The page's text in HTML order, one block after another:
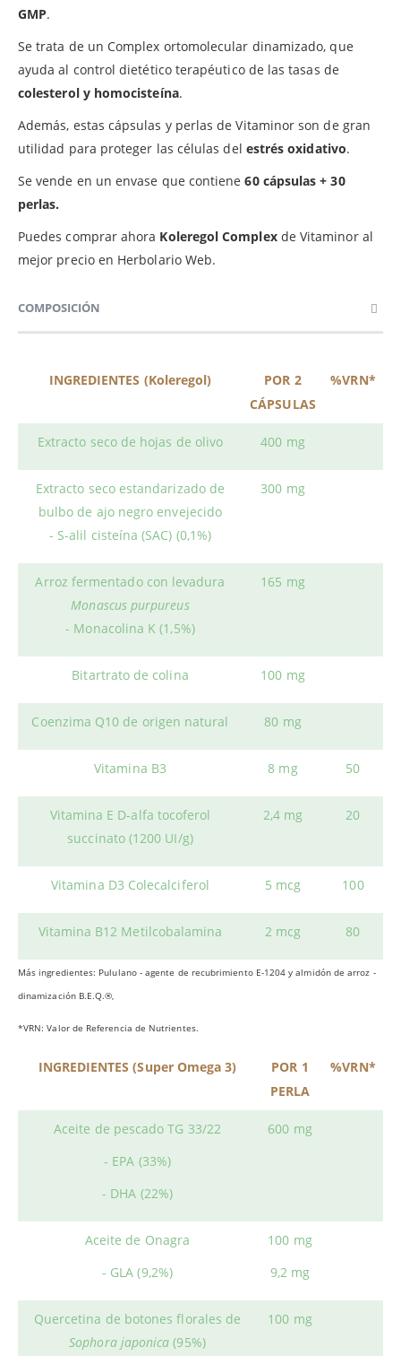
GMP.
Se trata de un Complex ortomolecular dinamizado, que
ayuda al control dietético terapéutico de las tasas de
colesterol y homocisteína.
Además, estas cápsulas y perlas de Vitaminor son de gran
utilidad para proteger las células del estrés oxidativo.
Se vende en un envase que contiene60 cápsulas + 30
perlas.
Puedes comprar ahora Koleregol Complexde Vitaminor al
mejor precio en Herbolario Web.
COMPOSICIÓN
INGREDIENTES (Koleregol)
POR 2
CÁPSULAS
%VRN*
Extracto seco de hojas de olivo 400 mg
Extracto seco estandarizado de
bulbo de ajo negro envejecido
- S-alil cisteína (SAC) (0,1%)
300 mg
Arroz fermentado con levadura
Monascus purpureus
- Monacolina K (1,5%)
165 mg
Bitartrato de colina 100 mg
Coenzima Q10 de origen natural 80 mg
Vitamina B3 8 mg 50
Vitamina E D-alfa tocoferol
succinato (1200 UI/g)
2,4 mg 20
Vitamina D3 Colecalciferol 5 mcg 100
Vitamina B12 Metilcobalamina 2 mcg 80
Más ingredientes: Pululano - agente de recubrimiento E-1204 y almidón de arroz -
dinamización B.E.Q.®,
*VRN: Valor de Referencia de Nutrientes.
INGREDIENTES (Super Omega 3)
POR 1
PERLA
%VRN*
Aceite de pescado TG 33/22
- EPA (33%)
- DHA (22%)
600 mg
Aceite de Onagra
- GLA (9,2%)
100 mg
9,2 mg
Quercetina de botones florales de
Sophora japonica (95%)
100 mg